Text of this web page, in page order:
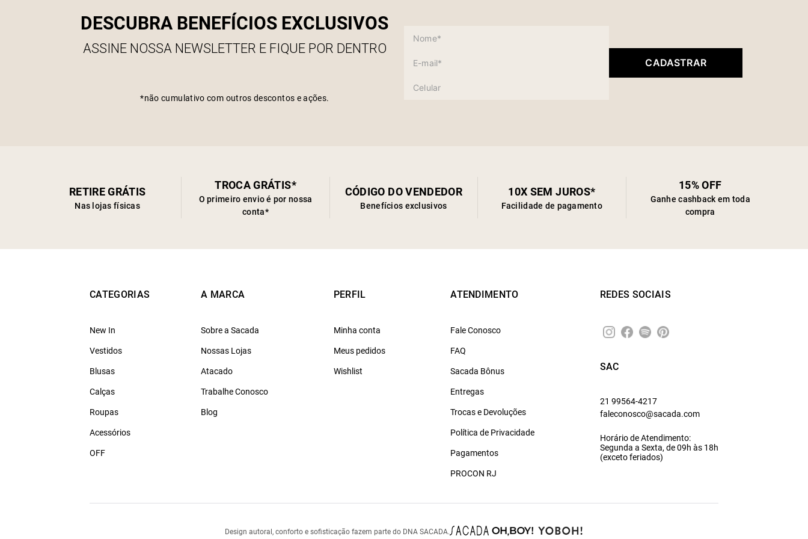
DESCUBRA BENEFÍCIOS EXCLUSIVOS
ASSINE NOSSA NEWSLETTER E FIQUE POR DENTRO
*não cumulativo com outros descontos e ações.
CADASTRAR
RETIRE GRÁTIS
Nas lojas físicas
TROCA GRÁTIS*
O primeiro envio é por nossa
conta*
CÓDIGO DO VENDEDOR
Benefícios exclusivos
10X SEM JUROS*
Facilidade de pagamento
15% OFF
Ganhe cashback em toda
compra
CATEGORIAS
New In
Vestidos
Blusas
Calças
Roupas
Acessórios
OFF
A MARCA
Sobre a Sacada
Nossas Lojas
Atacado
Trabalhe Conosco
Blog
PERFIL
Minha conta
Meus pedidos
Wishlist
ATENDIMENTO
Fale Conosco
FAQ
Sacada Bônus
Entregas
Trocas e Devoluções
Política de Privacidade
Pagamentos
PROCON RJ
REDES SOCIAIS
SAC
21 99564-4217
faleconosco@sacada.com
Horário de Atendimento:
Segunda a Sexta, de 09h às 18h
(exceto feriados)
Design autoral, conforto e sofisticação fazem parte do DNA SACADA.